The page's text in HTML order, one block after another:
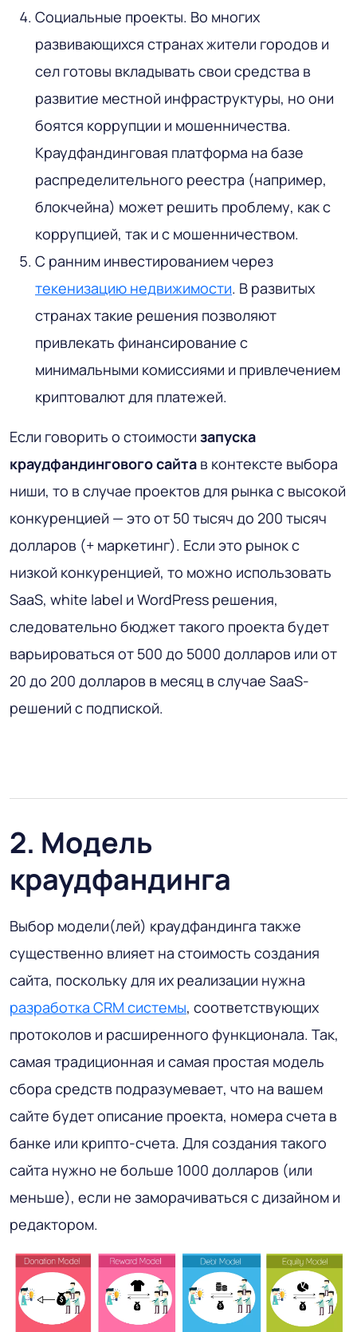
Социальные проекты. Во многих
развивающихся странах жители городов и
сел готовы вкладывать свои средства в
развитие местной инфраструктуры, но они
боятся коррупции и мошенничества.
Краудфандинговая платформа на базе
распределительного реестра (например,
блокчейна) может решить проблему, как с
коррупцией, так и с мошенничеством.
С ранним инвестированием через
текенизацию недвижимости. В развитых
странах такие решения позволяют
привлекать финансирование с
минимальными комиссиями и привлечением
криптовалют для платежей.
Если говорить о стоимости запуска
краудфандингового сайта в контексте выбора
ниши, то в случае проектов для рынка с высокой
конкуренцией — это от 50 тысяч до 200 тысяч
долларов (+ маркетинг). Если это рынок с
низкой конкуренцией, то можно использовать
SaaS, white label и WordPress решения,
следовательно бюджет такого проекта будет
варьироваться от 500 до 5000 долларов или от
20 до 200 долларов в месяц в случае SaaS-
решений с подпиской.
2. Модель
краудфандинга
Выбор модели(лей) краудфандинга также
существенно влияет на стоимость создания
сайта, поскольку для их реализации нужна
разработка CRM системы, соответствующих
протоколов и расширенного функционала. Так,
самая традиционная и самая простая модель
сбора средств подразумевает, что на вашем
сайте будет описание проекта, номера счета в
банке или крипто-счета. Для создания такого
сайта нужно не больше 1000 долларов (или
меньше), если не заморачиваться с дизайном и
редактором.